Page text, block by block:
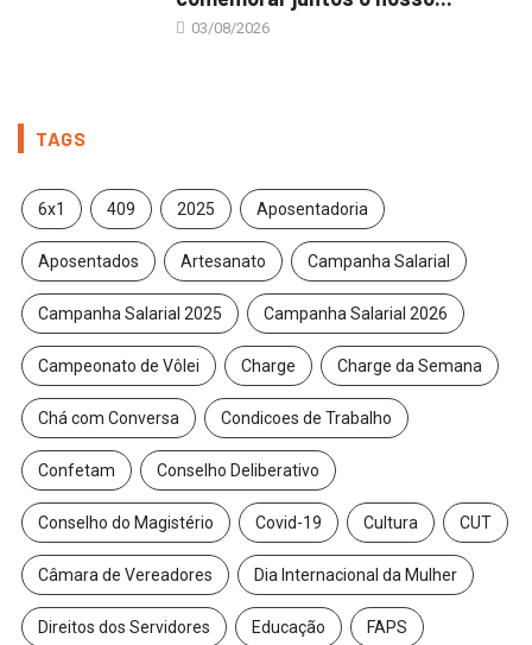
03/08/2026
TAGS
6x1 409 2025 Aposentadoria
Aposentados Artesanato Campanha Salarial
Campanha Salarial 2025 Campanha Salarial 2026
Campeonato de Vôlei Charge Charge da Semana
Chá com Conversa Condicoes de Trabalho
Confetam Conselho Deliberativo
Conselho do Magistério Covid-19 Cultura CUT
Câmara de Vereadores Dia Internacional da Mulher
Direitos dos Servidores Educação FAPS